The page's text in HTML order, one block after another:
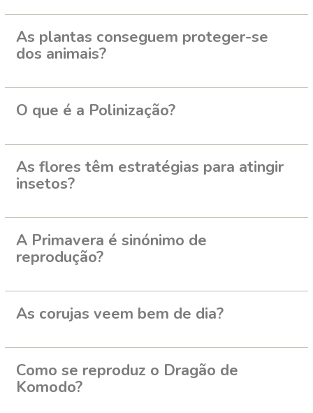
As plantas conseguem proteger-se
dos animais?
O que é a Polinização?
As flores têm estratégias para atingir
insetos?
A Primavera é sinónimo de
reprodução?
As corujas veem bem de dia?
Como se reproduz o Dragão de
Komodo?